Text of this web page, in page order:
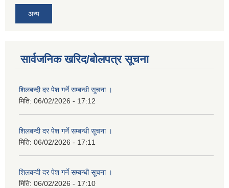
अन्य
सार्वजनिक खरिद/बोलपत्र सूचना
शिलबन्दी दर पेश गर्ने सम्बन्धी सूचना ।
मिति: 06/02/2026 - 17:12
शिलबन्दी दर पेश गर्ने सम्बन्धी सूचना ।
मिति: 06/02/2026 - 17:11
शिलबन्दी दर पेश गर्ने सम्बन्धी सूचना ।
मिति: 06/02/2026 - 17:10